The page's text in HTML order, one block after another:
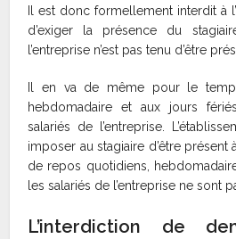
Il est donc formellement interdit à
d’exiger la présence du
l’entreprise n’est pas tenu d’être
Il en va de même pour le
hebdomadaire et aux jours
salariés de l’entreprise.
imposer au stagiaire d’être présent
de repos quotidiens,
les salariés de l’entreprise ne sont
L’interdiction de